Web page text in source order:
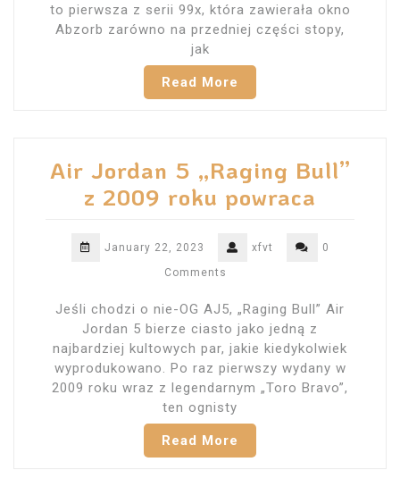
to pierwsza z serii 99x, która zawierała okno
Abzorb zarówno na przedniej części stopy,
jak
Read More
Air Jordan 5 „Raging Bull”
z 2009 roku powraca
January 22, 2023 xfvt
0
Comments
Jeśli chodzi o nie-OG AJ5, „Raging Bull” Air
Jordan 5 bierze ciasto jako jedną z
najbardziej kultowych par, jakie kiedykolwiek
wyprodukowano. Po raz pierwszy wydany w
2009 roku wraz z legendarnym „Toro Bravo”,
ten ognisty
Read More